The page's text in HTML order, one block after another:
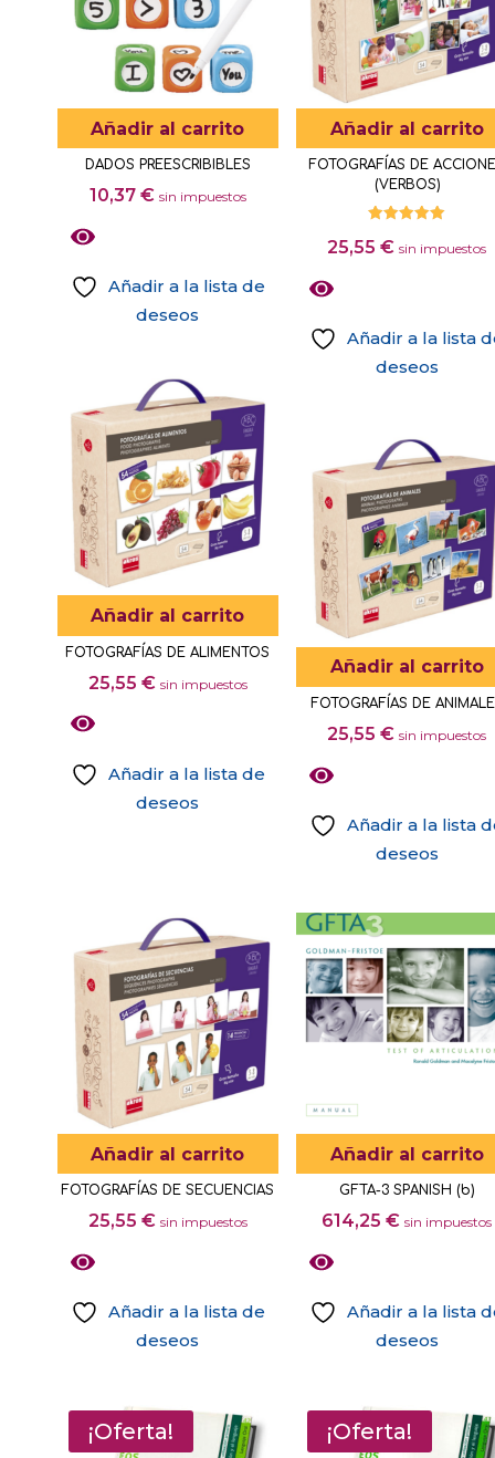
Añadir al carrito
DADOS PREESCRIBIBLES
10,37 € sin impuestos
Añadir a la lista de
deseos
Añadir al carrito
FOTOGRAFÍAS DE
(VERBOS)
con
25,55€ sin impuestos
Añadir a la lista
deseos
Añadir al carrito
FOTOGRAFÍAS DE ALIMENTOS
25,55 € sin impuestos
Añadir a la lista de
deseos
Añadir al carrito
FOTOGRAFÍAS DE
25,55€ sin impuestos
Añadir a la lista
deseos
Añadir al carrito
FOTOGRAFÍAS DE SECUENCIAS
25,55 € sin impuestos
Añadir a la lista de
deseos
Añadir al carrito
GFTA-3 SPANISH (b)
614,25€ sin impuestos
Añadir a la lista
deseos
¡Oferta! ¡Oferta!